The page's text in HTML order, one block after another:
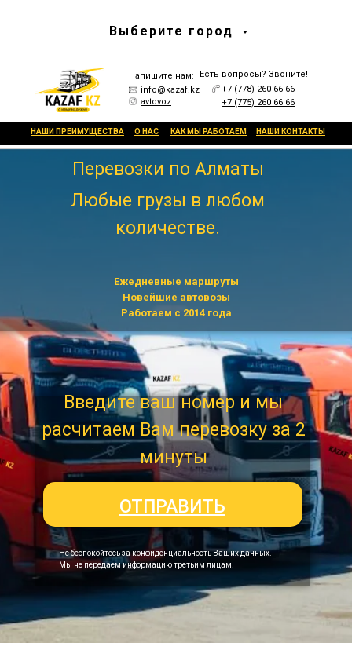
Выберите город
Напишите нам:
info@kazaf.kz
avtovoz
Есть вопросы? Звоните!
+7 (778) 260 66 66
+7 (775) 260 66 66
НАШИ ПРЕИМУЩЕСТВА О НАС КАК МЫ РАБОТАЕМ НАШИ КОНТАКТЫ
Не беспокойтесь за конфиденциальность Ваших данных.
Мы не передаем информацию третьим лицам!
Перевозки по Алматы
Ежедневные маршруты
Новейшие автовозы
Работаем с 2014 года
Введите ваш номер и мы
расчитаем Вам перевозку за 2
минуты
ОТПРАВИТЬ
Любые грузы в любом
количестве.